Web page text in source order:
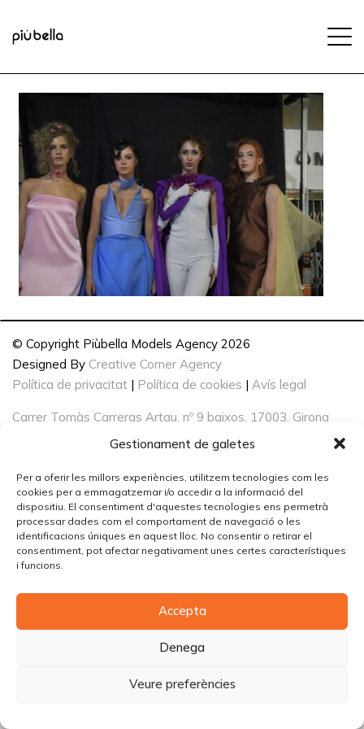
Gestionament de galetes
Per a oferir les millors experiències, utilitzem tecnologies com les
cookies per a emmagatzemar i/o accedir a la informació del
dispositiu. El consentiment d'aquestes tecnologies ens permetrà
processar dades com el comportament de navegació o les
identificacions úniques en aquest lloc. No consentir o retirar el
consentiment, pot afectar negativament unes certes característiques
i funcions.
Accepta
Denega
Veure preferències
© Copyright Piùbella Models Agency 2026
Designed By Creative Corner Agency
Política de privacitat | Política de cookies | Avís legal
Carrer Tomàs Carreras Artau, nº 9 baixos, 17003, Girona